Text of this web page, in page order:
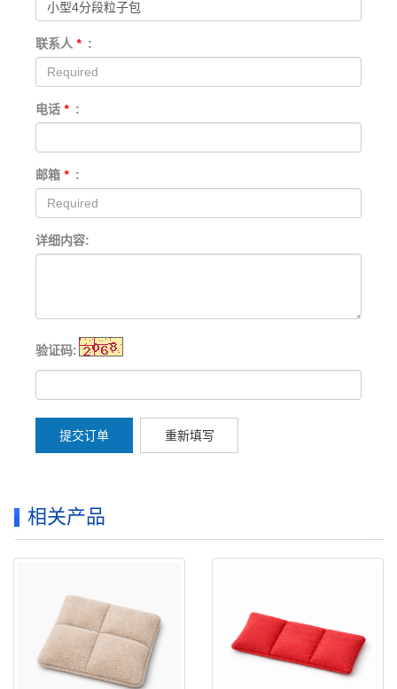
联系人 * :
电话 * :
邮箱 * :
详细内容:
验证码:
提交订单 重新填写
相关产品